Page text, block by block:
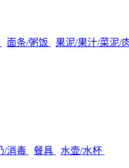
面条/粥饭 果泥/果汁/菜泥/
/消毒 餐具 水壶/水杯